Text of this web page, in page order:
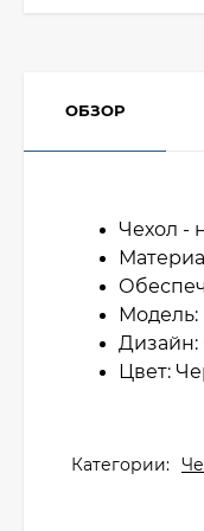
ОБЗОР
Чехол -
Модель:
Дизайн:
Цвет:
Категории: